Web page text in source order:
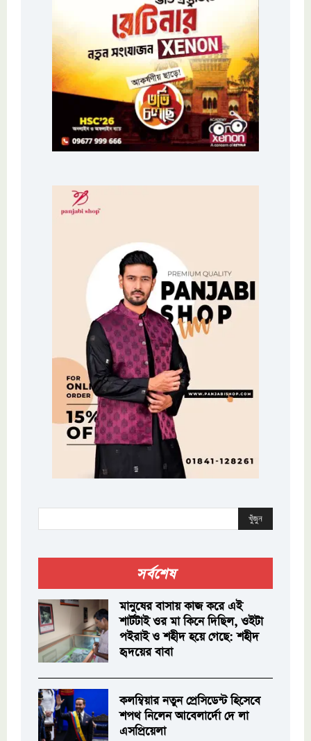
খুঁজুন
সর্বশেষ
মানুষের বাসায় কাজ করে এই
শার্টটাই ওর মা কিনে দিছিল, ওইটা
পইরাই ও শহীদ হয়ে গেছে: শহীদ
হৃদয়ের বাবা
কলম্বিয়ার নতুন প্রেসিডেন্ট হিসেবে
শপথ নিলেন আবেলার্দো দে লা
এসপ্রিয়েলা